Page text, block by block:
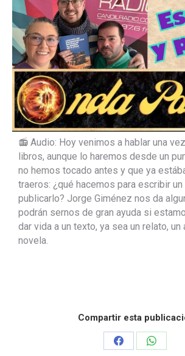
📻 Audio: Hoy venimos a hablar una
libros, aunque lo haremos desde un
no hemos tocado antes y que ya
traeros: ¿qué hacemos para escribir
publicarlo? Jorge Giménez nos da
podrán sernos de gran ayuda si
dar vida a un texto, ya sea un relato,
novela.
Compartir esta
Share
Share